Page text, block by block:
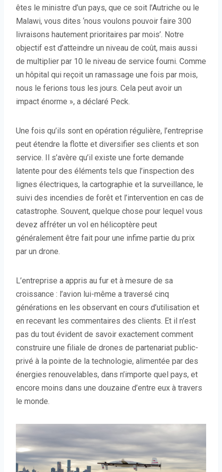
êtes le ministre d’un pays, que ce soit l’Autriche ou le
Malawi, vous dites ‘nous voulons pouvoir faire 300
livraisons hautement prioritaires par mois’. Notre
objectif est d’atteindre un niveau de coût, mais aussi
de multiplier par 10 le niveau de service fourni. Comme
un hôpital qui reçoit un ramassage une fois par mois,
nous le ferions tous les jours. Cela peut avoir un
impact énorme », a déclaré Peck.
Une fois qu’ils sont en opération régulière, l’entreprise
peut étendre la flotte et diversifier ses clients et son
service. Il s’avère qu’il existe une forte demande
latente pour des éléments tels que l’inspection des
lignes électriques, la cartographie et la surveillance, le
suivi des incendies de forêt et l’intervention en cas de
catastrophe. Souvent, quelque chose pour lequel vous
devez affréter un vol en hélicoptère peut
généralement être fait pour une infime partie du prix
par un drone.
L’entreprise a appris au fur et à mesure de sa
croissance : l’avion lui-même a traversé cinq
générations en les observant en cours d’utilisation et
en recevant les commentaires des clients. Et il n’est
pas du tout évident de savoir exactement comment
construire une filiale de drones de partenariat public-
privé à la pointe de la technologie, alimentée par des
énergies renouvelables, dans n’importe quel pays, et
encore moins dans une douzaine d’entre eux à travers
le monde.